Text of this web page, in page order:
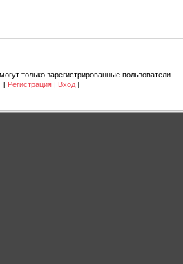
только зарегистрированные пользователи.
[ Регистрация | Вход ]